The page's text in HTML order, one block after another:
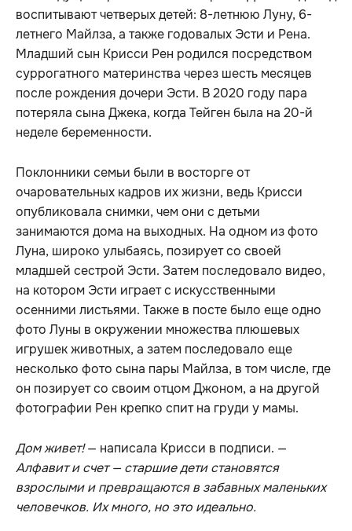
воспитывают четверых детей: 8-летнюю Луну, 6-
летнего Майлза, а также годовалых Эсти и Рена.
Младший сын Крисси Рен родился посредством
суррогатного материнства через шесть месяцев
после рождения дочери Эсти. В 2020 году пара
потеряла сына Джека, когда Тейген была на 20-й
неделе беременности.
Поклонники семьи были в восторге от
очаровательных кадров их жизни, ведь Крисси
опубликовала снимки, чем они с детьми
занимаются дома на выходных. На одном из фото
Луна, широко улыбаясь, позирует со своей
младшей сестрой Эсти. Затем последовало видео,
на котором Эсти играет с искусственными
осенними листьями. Также в посте было еще одно
фото Луны в окружении множества плюшевых
игрушек животных, а затем последовало еще
несколько фото сына пары Майлза, в том числе, где
он позирует со своим отцом Джоном, а на другой
фотографии Рен крепко спит на груди у мамы.
Дом живет!— написала Крисси в подписи. —
Алфавит и счет — старшие дети становятся
взрослыми и превращаются в забавных маленьких
человечков. Их много, но это идеально.